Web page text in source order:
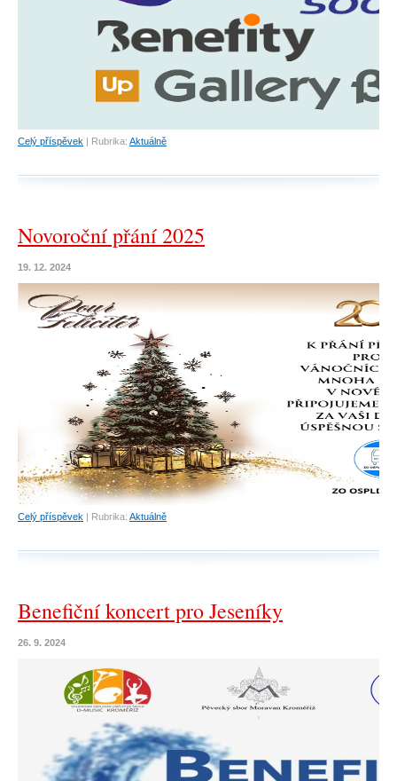
Celý příspěvek | Rubrika: Aktuálně
Novoroční přání 2025
19. 12. 2024
Celý příspěvek | Rubrika: Aktuálně
Benefiční koncert pro Jeseníky
26. 9. 2024